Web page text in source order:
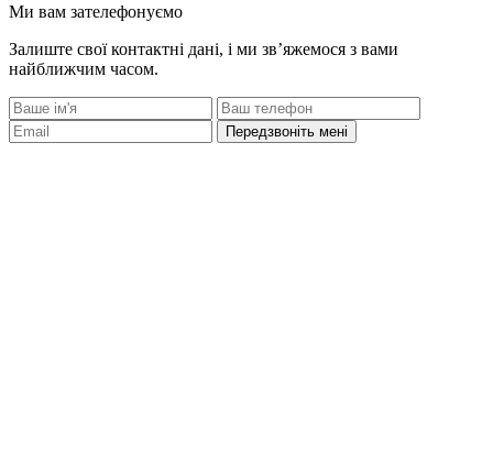
Ми вам зателефонуємо
Залиште свої контактні дані, і ми зв’яжемося з вами
найближчим часом.
Передзвоніть мені